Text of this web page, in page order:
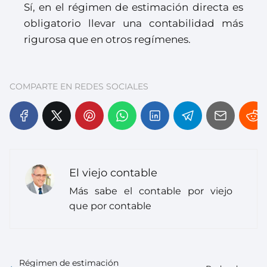
Sí, en el régimen de estimación directa es
obligatorio llevar una contabilidad más
rigurosa que en otros regímenes.
COMPARTE EN REDES SOCIALES
El viejo contable
Más sabe el contable por viejo
que por contable
Régimen de estimación